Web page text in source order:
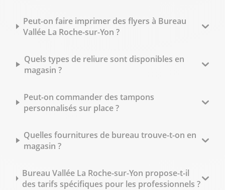
Peut-on faire imprimer des flyers à Bureau
Vallée La Roche-sur-Yon ?
Quels types de reliure sont disponibles en
magasin ?
Peut-on commander des tampons
personnalisés sur place ?
Quelles fournitures de bureau trouve-t-on en
magasin ?
Bureau Vallée La Roche-sur-Yon propose-t-il
des tarifs spécifiques pour les professionnels ?